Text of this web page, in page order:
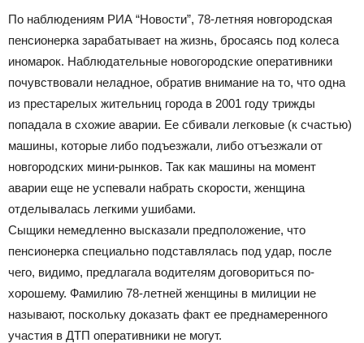
По наблюдениям РИА “Новости”, 78-летняя новгородская
пенсионерка зарабатывает на жизнь, бросаясь под колеса
иномарок. Наблюдательные новогородские оперативники
почувствовали неладное, обратив внимание на то, что одна
из престарелых жительниц города в 2001 году трижды
попадала в схожие аварии. Ее сбивали легковые (к счастью)
машины, которые либо подъезжали, либо отъезжали от
новгородских мини-рынков. Так как машины на момент
аварии еще не успевали набрать скорости, женщина
отделывалась легкими ушибами.
Сыщики немедленно высказали предположение, что
пенсионерка специально подставлялась под удар, после
чего, видимо, предлагала водителям договориться по-
хорошему. Фамилию 78-летней женщины в милиции не
называют, поскольку доказать факт ее преднамеренного
участия в ДТП оперативники не могут.